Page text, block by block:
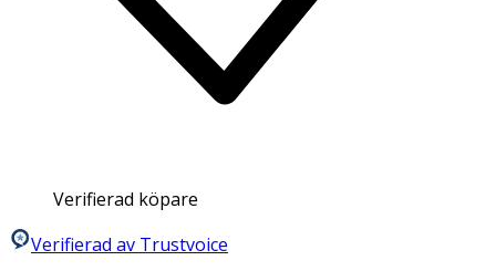
Verifierad köpare
Verifierad av Trustvoice